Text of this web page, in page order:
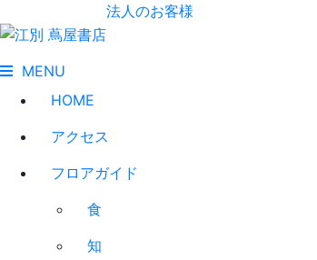
法人のお客様
MENU
HOME
アクセス
フロアガイド
食
知